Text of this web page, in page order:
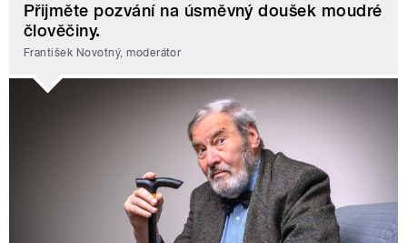
Přijměte pozvání na úsměvný doušek moudré
člověčiny.
František Novotný, moderátor